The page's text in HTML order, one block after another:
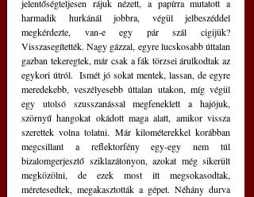
jelentőségteljesen rájuk nézett, a papírra mutatott a
harmadik hurkánál jobbra, végül jelbeszéddel
megkérdezte, van-e egy pár szál cigijük?
Visszasegítették. Nagy gázzal, egyre lucskosabb úttalan
gazban tekeregtek, már csak a fák törzsei árulkodtak az
egykori útról.  Ismét jó sokat mentek, lassan, de egyre
meredekebb, veszélyesebb úttalan utakon, míg végül
egy utolsó szusszanással megfeneklett a hajójuk,
szörnyű hangokat okádott maga alatt, amikor vissza
szerettek volna tolatni. Már kilométerekkel korábban
megcsillant a reflektorfény egy-egy nem túl
bizalomgerjesztő sziklazátonyon, azokat még sikerült
megközölni, de ezek most itt megsokasodtak,
méretesedtek, megakasztották a gépet. Néhány durva